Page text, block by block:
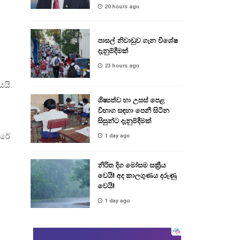
20 hours ago
පාසල් නිවාඩුව ගැන විශේෂ
දැනුම්දීමක්
23 hours ago
ශිෂ්‍යත්ව හා උසස් පෙළ
විභාග සඳහා පෙනී සිටින
සිසුන්ට දැනුම්දීමක්
1 day ago
නිරිත දිග මෝසම සක්‍රීය
වෙයි! අද කාලගුණය දරුණු
වෙයි!
1 day ago